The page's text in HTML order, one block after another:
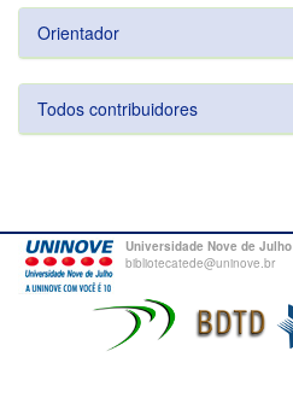
Orientador
Todos contribuidores
Universidade Nove de Julho
bibliotecatede@uninove.br